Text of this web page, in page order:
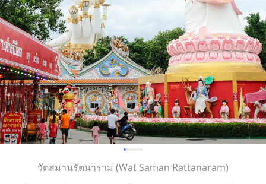
วัดสมานรัตนาราม (Wat Saman Rattanaram)